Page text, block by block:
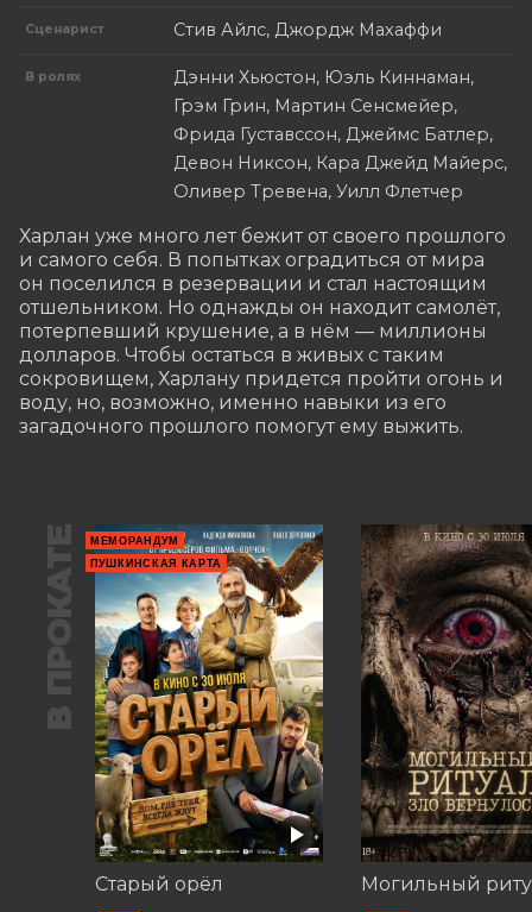
Сценарист Стив Айлс, Джордж Махаффи
В ролях
Дэнни Хьюстон, Юэль Киннаман,
Грэм Грин, Мартин Сенсмейер,
Фрида Густавссон, Джеймс Батлер,
Девон Никсон, Кара Джейд Майерс,
Оливер Тревена, Уилл Флетчер
Харлан уже много лет бежит от своего прошлого
и самого себя. В попытках оградиться от мира
он поселился в резервации и стал настоящим
отшельником. Но однажды он находит самолёт,
потерпевший крушение, а в нём — миллионы
долларов. Чтобы остаться в живых с таким
сокровищем, Харлану придется пройти огонь и
воду, но, возможно, именно навыки из его
загадочного прошлого помогут ему выжить.
В ПРОКАТЕ
МЕМОРАНДУМ
ПУШКИНСКАЯ КАРТА
Старый орёл